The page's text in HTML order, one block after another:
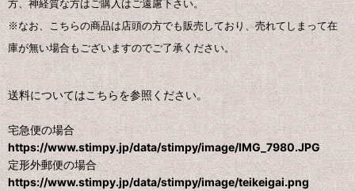
方、神経質な方はご購入はご遠慮下さい。
※なお、こちらの商品は店頭の方でも販売しており、売れてしまって在
庫が無い場合もございますのでご了承ください。
送料についてはこちらを参照ください。
宅急便の場合
https://www.stimpy.jp/data/stimpy/image/IMG_7980.JPG
定形外郵便の場合
https://www.stimpy.jp/data/stimpy/image/teikeigai.png